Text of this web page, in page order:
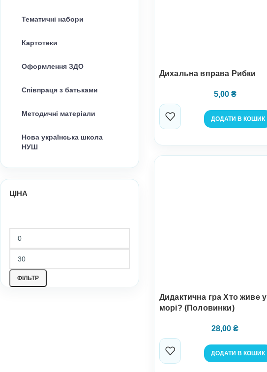
Тематичні набори
Картотеки
Оформлення ЗДО
Співпраця з батьками
Методичні матеріали
Нова українська школа
НУШ
ЦІНА
ФІЛЬТР
Дихальна вправа Рибки
5,00 ₴
ДОДАТИ В КОШИК
Дидактична гра Хто живе у
морі? (Половинки)
28,00₴
ДОДАТИ В КОШИК